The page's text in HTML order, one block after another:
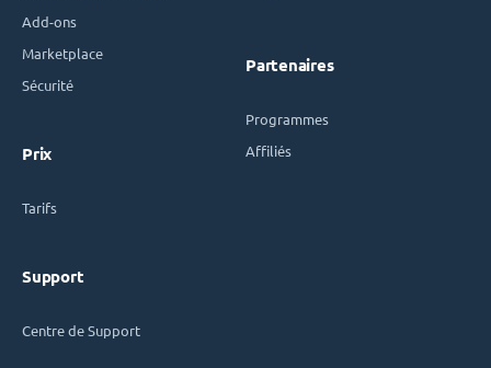
Add-ons
Marketplace
Sécurité
Prix
Tarifs
Support
Centre de Support
Partenaires
Programmes
Affiliés